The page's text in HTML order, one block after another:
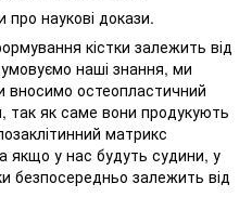
наукові докази.
кістки залежить від
наші знання, ми
остеопластичний
так як саме вони продукують
матрикс
якщо у нас будуть судини, у
безпосередньо залежить від